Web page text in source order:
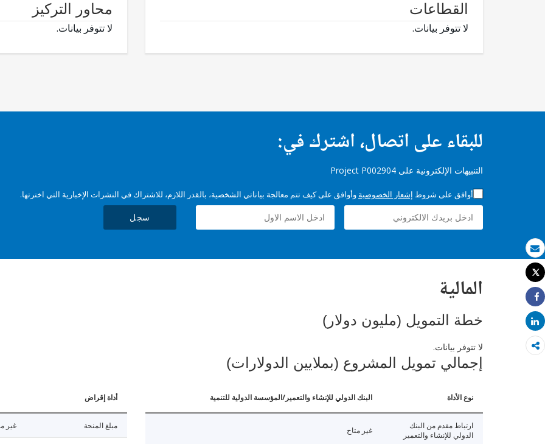
بريد الكتروني
طباعة
Tweet
Share
Share
القطاعات
لا تتوفر بيانات.
محاور التركيز
لا تتوفر بيانات.
للبقاء على اتصال، اشترك في:
التنبيهات الإلكترونية على Project P002904
أوافق على شروط إشعار الخصوصية وأوافق على كيف تتم معالجة بياناتي الشخصية، بالقدر اللازم، للاشتراك في النشرات الإخبارية التي اخترتها.
سجل
المالية
خطة التمويل (مليون دولار)
لا تتوفر بيانات.
إجمالي تمويل المشروع (بملايين الدولارات)
نوع الأداة البنك الدولي للإنشاء والتعمير/المؤسسة الدولية للتنمية
ارتباط مقدم من البنك
الدولي للإنشاء والتعمير
غير متاح
أداة إقراض
مبلغ المنحة غير